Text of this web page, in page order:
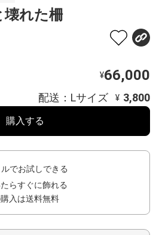
壊れた柵
¥66,000
配送：Lサイズ ¥ 3,800
購入する
でお試しできる
らすぐに飾れる
入は送料無料